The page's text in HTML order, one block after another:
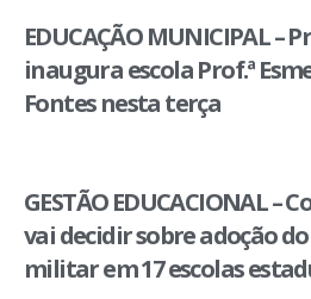
EDUCAÇÃO MUNICIPAL –
inaugura escola Prof.ª
Fontes nesta terça
GESTÃO EDUCACIONAL –
vai decidir sobre adoção
militar em 17 escolas